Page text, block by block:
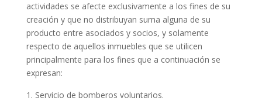
actividades se afecte exclusivamente a los fines de su
creación y que no distribuyan suma alguna de su
producto entre asociados y socios, y solamente
respecto de aquellos inmuebles que se utilicen
principalmente para los fines que a continuación se
expresan:
Servicio de bomberos voluntarios.